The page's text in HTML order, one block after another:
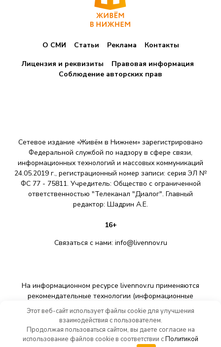
О СМИ Статьи Реклама
Контакты
Лицензия и реквизиты
Правовая информация
Соблюдение авторских прав
Сетевое издание «Живём в Нижнем» зарегистрировано
Федеральной службой по надзору в сфере связи,
информационных технологий и массовых коммуникаций
24.05.2019 г., регистрационный номер записи: серия ЭЛ №
ФС 77 - 75811. Учредитель: Общество с ограниченной
ответственностью "Телеканал "Диалог". Главный
редактор: Шадрин A.E.
16+
Связаться с нами: info@livennov.ru
На информационном ресурсе livennov.ru применяются
рекомендательные технологии (информационные
технологии предоставления информации на основе сбора,
систематизации и анализа сведений, относящихся к
предпочтениям пользователей сети «Интернет»,
находящихся на территории Российской Федерации).
Этот веб-сайт использует файлы cookie для улучшения
взаимодействия с пользователем.
Продолжая пользоваться сайтом, вы даете согласие на
использование файлов cookie в соответствии сПолитикой